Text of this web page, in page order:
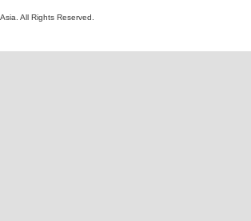
All Rights Reserved.